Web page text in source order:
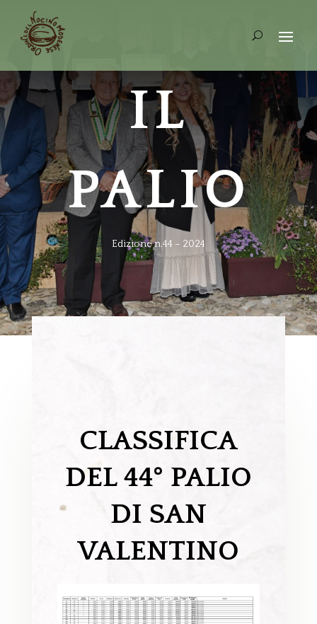
IL
PALIO
Edizione n.44 – 2024
CLASSIFICA
DEL 44° PALIO
DI SAN
VALENTINO